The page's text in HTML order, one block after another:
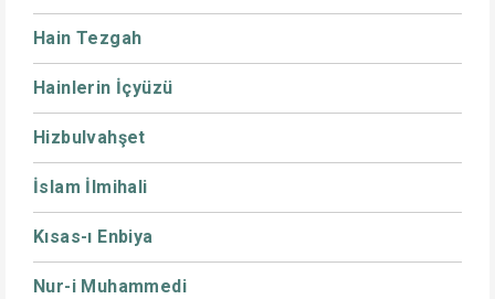
Hain Tezgah
Hainlerin İçyüzü
Hizbulvahşet
İslam İlmihali
Kısas-ı Enbiya
Nur-i Muhammedi